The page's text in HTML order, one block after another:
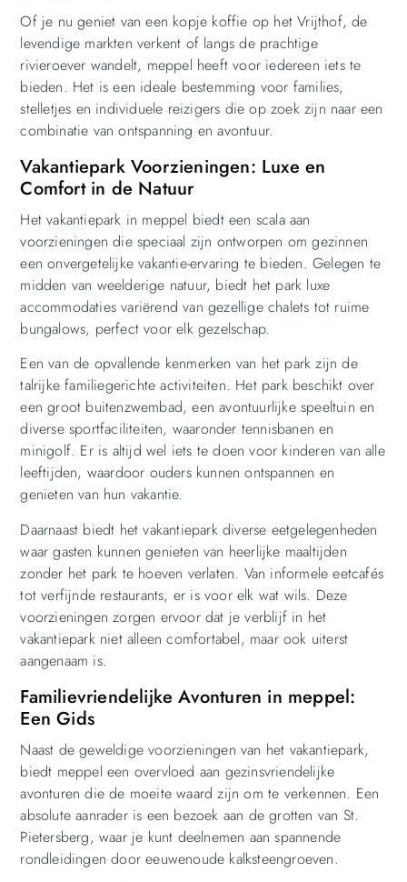
Of je nu geniet van een kopje koffie op het Vrijthof, de
levendige markten verkent of langs de prachtige
rivieroever wandelt, meppel heeft voor iedereen iets te
bieden. Het is een ideale bestemming voor families,
stelletjes en individuele reizigers die op zoek zijn naar een
combinatie van ontspanning en avontuur.
Vakantiepark Voorzieningen: Luxe en
Comfort in de Natuur
Het vakantiepark in meppel biedt een scala aan
voorzieningen die speciaal zijn ontworpen om gezinnen
een onvergetelijke vakantie-ervaring te bieden. Gelegen te
midden van weelderige natuur, biedt het park luxe
accommodaties variërend van gezellige chalets tot ruime
bungalows, perfect voor elk gezelschap.
Een van de opvallende kenmerken van het park zijn de
talrijke familiegerichte activiteiten. Het park beschikt over
een groot buitenzwembad, een avontuurlijke speeltuin en
diverse sportfaciliteiten, waaronder tennisbanen en
minigolf. Er is altijd wel iets te doen voor kinderen van alle
leeftijden, waardoor ouders kunnen ontspannen en
genieten van hun vakantie.
Daarnaast biedt het vakantiepark diverse eetgelegenheden
waar gasten kunnen genieten van heerlijke maaltijden
zonder het park te hoeven verlaten. Van informele eetcafés
tot verfijnde restaurants, er is voor elk wat wils. Deze
voorzieningen zorgen ervoor dat je verblijf in het
vakantiepark niet alleen comfortabel, maar ook uiterst
aangenaam is.
Familievriendelijke Avonturen in meppel:
Een Gids
Naast de geweldige voorzieningen van het vakantiepark,
biedt meppel een overvloed aan gezinsvriendelijke
avonturen die de moeite waard zijn om te verkennen. Een
absolute aanrader is een bezoek aan de grotten van St.
Pietersberg, waar je kunt deelnemen aan spannende
rondleidingen door eeuwenoude kalksteengroeven.